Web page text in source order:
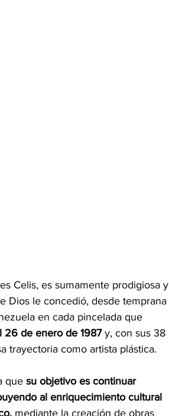
Celis, es sumamente prodigiosa y
Dios le concedió, desde temprana
en cada pincelada que
26 de enero de 1987 y, con sus 38
trayectoria como artista plástica.
que su objetivo es continuar
al enriquecimiento cultural
mediante la creación de obras